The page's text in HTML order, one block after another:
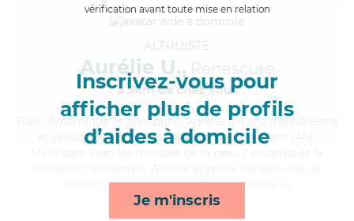
vérification avant toute mise en relation
Inscrivez-vous pour
afficher plus de profils
d’aides à domicile
Je m'inscris
ALTRUISTE
Aurélie U., Renescure
à 5km de chez Vous
, dynamique et appliquée, Aurélie a 4 ans d'expérience
et possède un diplôme d'Etat d'aide-soignant (AS).
ménage, transports, compagnie/loisirs et
surveillance de nuit*